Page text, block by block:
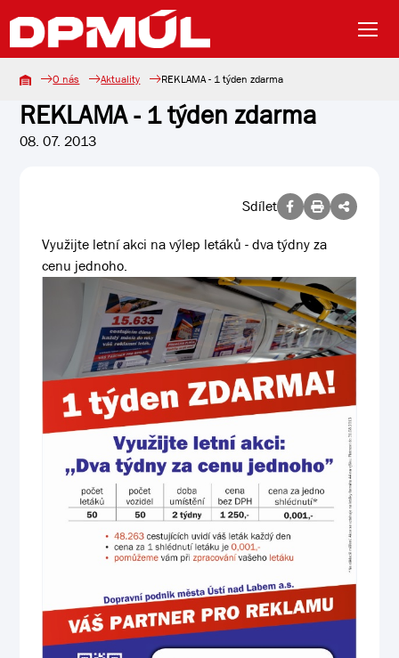
O nás Aktuality REKLAMA - 1 týden zdarma
REKLAMA - 1 týden zdarma
08. 07. 2013
Sdílet
Využijte letní akci na výlep letáků - dva týdny za
cenu jednoho.